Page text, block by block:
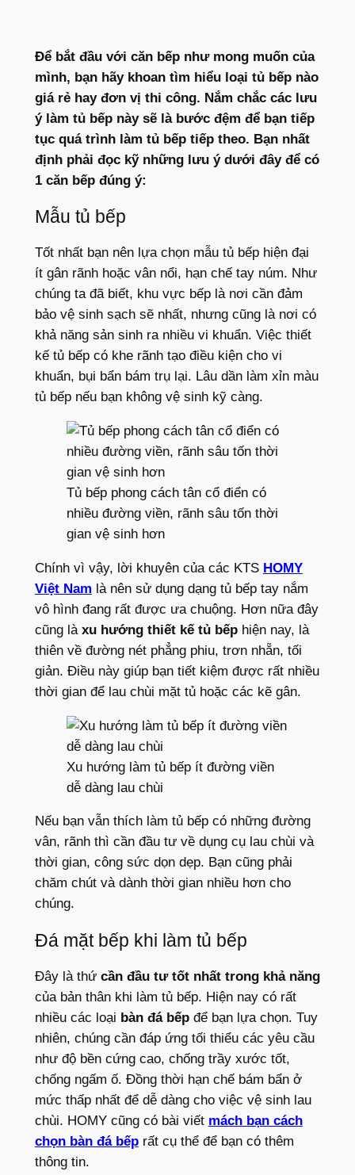
Để bắt đầu với căn bếp như mong muốn của
mình, bạn hãy khoan tìm hiểu loại tủ bếp nào
giá rẻ hay đơn vị thi công. Nắm chắc các lưu
ý làm tủ bếp này sẽ là bước đệm để bạn tiếp
tục quá trình làm tủ bếp tiếp theo. Bạn nhất
định phải đọc kỹ những lưu ý dưới đây để có
1 căn bếp đúng ý:
Mẫu tủ bếp
Tốt nhất bạn nên lựa chọn mẫu tủ bếp hiện đại
ít gân rãnh hoặc vân nổi, hạn chế tay núm. Như
chúng ta đã biết, khu vực bếp là nơi cần đảm
bảo vệ sinh sạch sẽ nhất, nhưng cũng là nơi có
khả năng sản sinh ra nhiều vi khuẩn. Việc thiết
kế tủ bếp có khe rãnh tạo điều kiện cho vi
khuẩn, bụi bẩn bám trụ lại. Lâu dần làm xỉn màu
tủ bếp nếu bạn không vệ sinh kỹ càng.
Tủ bếp phong cách tân cổ điển có
nhiều đường viền, rãnh sâu tốn thời
gian vệ sinh hơn
Chính vì vậy, lời khuyên của các KTS HOMY
Việt Nam là nên sử dụng dạng tủ bếp tay nắm
vô hình đang rất được ưa chuộng. Hơn nữa đây
cũng là xu hướng thiết kế tủ bếphiện nay, là
thiên về đường nét phẳng phiu, trơn nhẵn, tối
giản. Điều này giúp bạn tiết kiệm được rất nhiều
thời gian để lau chùi mặt tủ hoặc các kẽ gân.
Xu hướng làm tủ bếp ít đường viền
dễ dàng lau chùi
Nếu bạn vẫn thích làm tủ bếp có những đường
vân, rãnh thì cần đầu tư về dụng cụ lau chùi và
thời gian, công sức dọn dẹp. Bạn cũng phải
chăm chút và dành thời gian nhiều hơn cho
chúng.
Đá mặt bếp khi làm tủ bếp
Đây là thứ cần đầu tư tốt nhất trong khả năng
của bản thân khi làm tủ bếp. Hiện nay có rất
nhiều các loại bàn đá bếpđể bạn lựa chọn. Tuy
nhiên, chúng cần đáp ứng tối thiểu các yêu cầu
như độ bền cứng cao, chống trầy xước tốt,
chống ngấm ố. Đồng thời hạn chế bám bẩn ở
mức thấp nhất để dễ dàng cho việc vệ sinh lau
chùi. HOMY cũng có bài viết mách bạn cách
chọn bàn đá bếprất cụ thể để bạn có thêm
thông tin.